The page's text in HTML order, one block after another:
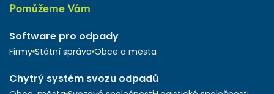
Pomůžeme Vám
Software pro odpady
Firmy Státní správa Obce a města
Chytrý systém svozu odpadů